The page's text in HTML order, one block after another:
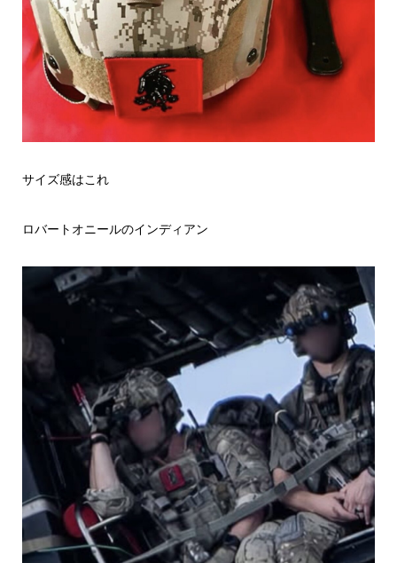
サイズ感はこれ
ロバートオニールのインディアン